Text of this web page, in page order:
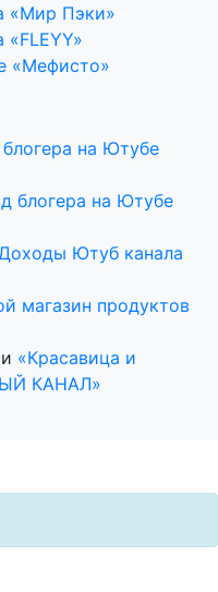
«Мир Пэки»
«Мефисто»
на Ютубе
блогера на Ютубе
Ютуб канала
магазин продуктов
«Красавица и
КАНАЛ»